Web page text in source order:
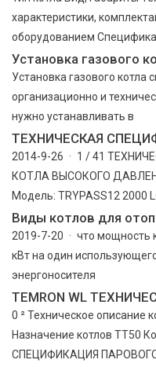
характеристики,
оборудованием
Установка газового
Установка газового котла
организационно и
нужно устанавливать в
ТЕХНИЧЕСКАЯ
2014-9-26 · 1 / 41
КОТЛА ВЫСОКОГО
Модель: TRYPASS12 2000
Виды котлов для
2019-7-20 · что мощность
кВт на один
энергоносителя
TEMRON WL
0 ² Техническое
Назначение котлов TT50
СПЕЦИФИКАЦИЯ